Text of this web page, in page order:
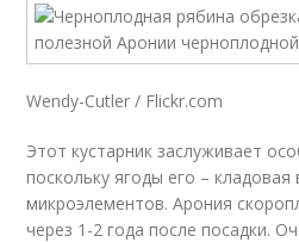
Wendy-Cutler / Flickr.com
Этот кустарник заслуживает
поскольку ягоды его –
микроэлементов. Арония
через 1-2 года после посадки.